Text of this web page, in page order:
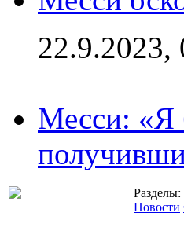
22.9.2023,
Месси: «Я
Разделы:
Новости